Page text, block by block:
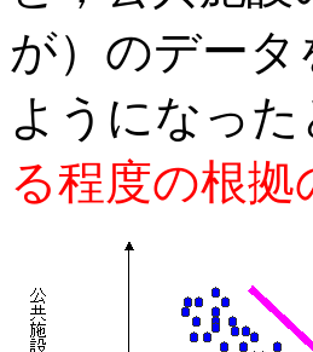
が）のデー
ようになっ
る程度の根